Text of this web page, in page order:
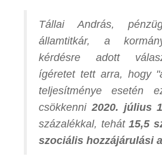
Tállai András,
államtitkár, a
kérdésre adott
ígéretet tett arra, hogy
teljesítménye esetén
csökkenni 2020. július
százalékkal, tehát15,5
szociális hozzájárulási